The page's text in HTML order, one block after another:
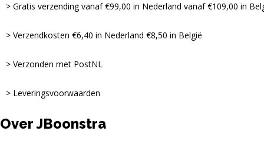
Gratis verzending vanaf €99,00 in Nederland vanaf €109,00 in
Verzendkosten €6,40 in Nederland €8,50 in België
Verzonden met PostNL
Leveringsvoorwaarden
Over JBoonstra